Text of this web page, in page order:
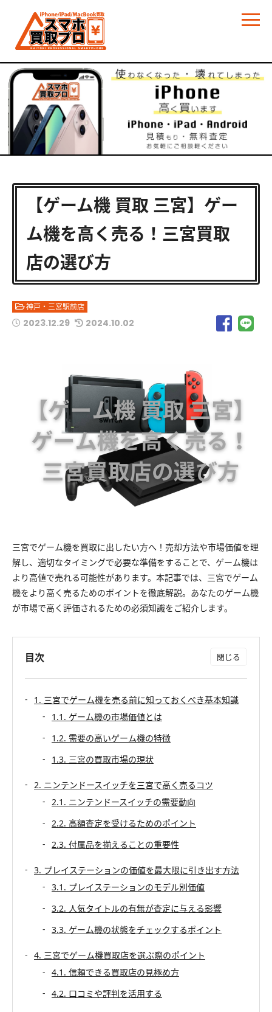
【ゲーム機 買取 三宮】ゲー
ム機を高く売る！三宮買取
店の選び方
神戸・三宮駅前店
2023.12.29 2024.10.02
三宮でゲーム機を買取に出したい方へ！売却方法や市場価値を理
解し、適切なタイミングで必要な準備をすることで、ゲーム機は
より高値で売れる可能性があります。本記事では、三宮でゲーム
機をより高く売るためのポイントを徹底解説。あなたのゲーム機
が市場で高く評価されるための必須知識をご紹介します。
目次
1. 三宮でゲーム機を売る前に知っておくべき基本知識
1.1. ゲーム機の市場価値とは
1.2. 需要の高いゲーム機の特徴
1.3. 三宮の買取市場の現状
2. ニンテンドースイッチを三宮で高く売るコツ
2.1. ニンテンドースイッチの需要動向
2.2. 高額査定を受けるためのポイント
2.3. 付属品を揃えることの重要性
3. プレイステーションの価値を最大限に引き出す方法
3.1. プレイステーションのモデル別価値
3.2. 人気タイトルの有無が査定に与える影響
3.3. ゲーム機の状態をチェックするポイント
4. 三宮でゲーム機買取店を選ぶ際のポイント
4.1. 信頼できる買取店の見極め方
4.2. 口コミや評判を活用する